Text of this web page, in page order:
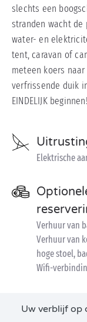
slechts een
stranden wacht
water- en
tent, caravan of
meteen koers
verfrissende duik
EINDELIJK beginnen!
Elektrische
Verhuur van
Verhuur van
hoge stoel,
Wifi-
Uw verblijf op